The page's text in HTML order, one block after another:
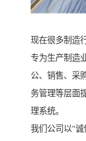
现在很多制造
专为生产制造
公、销售、采
务管理等层面
理系统。
我们公司以“